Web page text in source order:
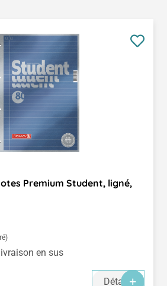
Premium Student, ligné,
en sus
Détails